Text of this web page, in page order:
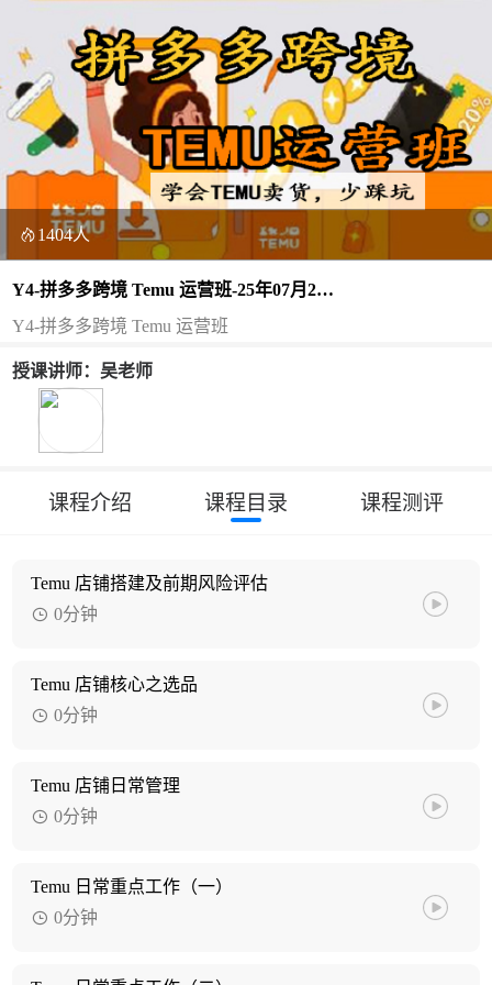
1404人
Y4-拼多多跨境 Temu 运营班-25年07月22
日（双师）
Y4-拼多多跨境 Temu 运营班
授课讲师：吴老师
课程介绍 课程目录 课程测评
Temu 店铺搭建及前期风险评估
0分钟
Temu 店铺核心之选品
0分钟
Temu 店铺日常管理
0分钟
Temu 日常重点工作（一）
0分钟